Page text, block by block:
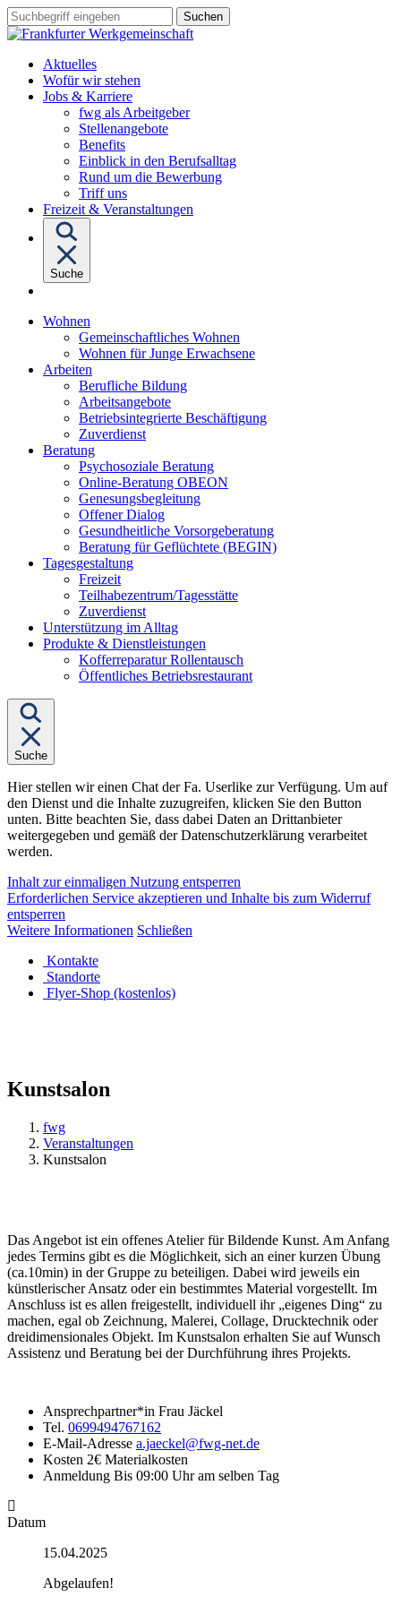
Sprungziel:
Zum
Sprungziel:
Zur
Sprungziel:
Zum
Suchbegriff
eingeben
Aktuelles
Wofür wir stehen
Jobs & KarriereUntermenü
von
"Jobs
&
fwg als Arbeitgeber
Stellenangebote
Benefits
Einblick in den Berufsalltag
Rund um die Bewerbung
Triff uns
Freizeit & Veranstaltungen
Suche
Wohnen
von
"Wohnen"
Gemeinschaftliches Wohnen
Wohnen für Junge Erwachsene
Arbeiten
von
"Arbeiten"
Berufliche Bildung
Arbeitsangebote
Betriebsintegrierte Beschäftigung
Zuverdienst
BeratungUntermenü
von
"Beratung"
Psychosoziale Beratung
Online-Beratung OBEON
Genesungsbegleitung
Offener Dialog
Gesundheitliche Vorsorgeberatung
Beratung für Geflüchtete (BEGIN)
TagesgestaltungUntermenü
"Tagesgestaltung"
Freizeit
Teilhabezentrum/Tagesstätte
Zuverdienst
Unterstützung im Alltag
Produkte & Dienstleistungen
von
"Produkte
&
Kofferreparatur Rollentausch
Öffentliches Betriebsrestaurant
Suche
Hier stellen wir einen Chat der Fa. Userlike zur Verfügung. Um auf
den Dienst und die Inhalte zuzugreifen, klicken Sie den Button
unten. Bitte beachten Sie, dass dabei Daten an Drittanbieter
weitergegeben und gemäß der Datenschutzerklärung verarbeitet
werden.
Inhalt zur einmaligen Nutzung entsperren
Erforderlichen Service akzeptieren und Inhalte bis zum Widerruf
entsperren
Weitere Informationen Schließen
Kontakte
Standorte
Flyer-Shop (kostenlos)
Kunstsalon
fwg
Veranstaltungen
Kunstsalon
Das Angebot ist ein offenes Atelier für Bildende Kunst. Am Anfang
jedes Termins gibt es die Möglichkeit, sich an einer kurzen Übung
(ca.10min) in der Gruppe zu beteiligen. Dabei wird jeweils ein
künstlerischer Ansatz oder ein bestimmtes Material vorgestellt. Im
Anschluss ist es allen freigestellt, individuell ihr „eigenes Ding“ zu
machen, egal ob Zeichnung, Malerei, Collage, Drucktechnik oder
dreidimensionales Objekt. Im Kunstsalon erhalten Sie auf Wunsch
Assistenz und Beratung bei der Durchführung ihres Projekts.
Ansprechpartner*in Frau Jäckel
Tel. 0699494767162
E-Mail-Adresse a.jaeckel@fwg-net.de
Kosten 2€ Materialkosten
Anmeldung Bis 09:00 Uhr am selben Tag
Datum
15.04.2025
Abgelaufen!